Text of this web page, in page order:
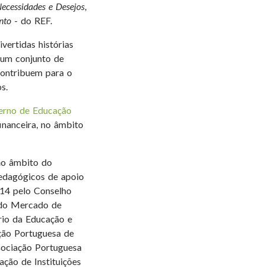
e Desejos,
- do REF.
histórias
conjunto de
para o
de Educação
no âmbito
âmbito do
de apoio
pelo Conselho
Mercado de
da Educação e
Portuguesa de
Portuguesa
de Instituições